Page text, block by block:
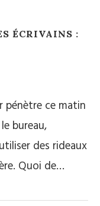
ÉCRIVAINS :
pénètre ce matin
bureau,
des rideaux
Quoi de…